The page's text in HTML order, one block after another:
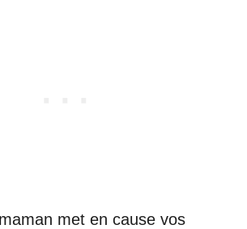
met en cause vos